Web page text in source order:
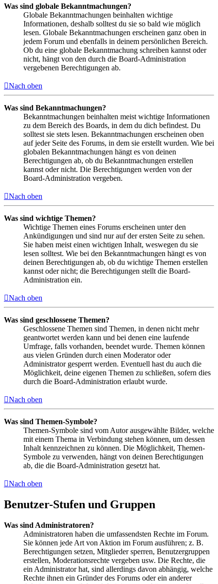
Was sind globale Bekanntmachungen?
Globale Bekanntmachungen beinhalten wichtige
Informationen, deshalb solltest du sie so bald wie möglich
lesen. Globale Bekanntmachungen erscheinen ganz oben in
jedem Forum und ebenfalls in deinem persönlichen Bereich.
Ob du eine globale Bekanntmachung schreiben kannst oder
nicht, hängt von den durch die Board-Administration
vergebenen Berechtigungen ab.
Nach oben
Was sind Bekanntmachungen?
Bekanntmachungen beinhalten meist wichtige Informationen
zu dem Bereich des Boards, in dem du dich befindest. Du
solltest sie stets lesen. Bekanntmachungen erscheinen oben
auf jeder Seite des Forums, in dem sie erstellt wurden. Wie bei
globalen Bekanntmachungen hängt es von deinen
Berechtigungen ab, ob du Bekanntmachungen erstellen
kannst oder nicht. Die Berechtigungen werden von der
Board-Administration vergeben.
Nach oben
Was sind wichtige Themen?
Wichtige Themen eines Forums erscheinen unter den
Ankündigungen und sind nur auf der ersten Seite zu sehen.
Sie haben meist einen wichtigen Inhalt, weswegen du sie
lesen solltest. Wie bei den Bekanntmachungen hängt es von
deinen Berechtigungen ab, ob du wichtige Themen erstellen
kannst oder nicht; die Berechtigungen stellt die Board-
Administration ein.
Nach oben
Was sind geschlossene Themen?
Geschlossene Themen sind Themen, in denen nicht mehr
geantwortet werden kann und bei denen eine laufende
Umfrage, falls vorhanden, beendet wurde. Themen können
aus vielen Gründen durch einen Moderator oder
Administrator gesperrt werden. Eventuell hast du auch die
Möglichkeit, deine eigenen Themen zu schließen, sofern dies
durch die Board-Administration erlaubt wurde.
Nach oben
Was sind Themen-Symbole?
Themen-Symbole sind vom Autor ausgewählte Bilder, welche
mit einem Thema in Verbindung stehen können, um dessen
Inhalt kennzeichnen zu können. Die Möglichkeit, Themen-
Symbole zu verwenden, hängt von deinen Berechtigungen
ab, die die Board-Administration gesetzt hat.
Nach oben
Benutzer-Stufen und Gruppen
Was sind Administratoren?
Administratoren haben die umfassendsten Rechte im Forum.
Sie können jede Art von Aktion im Forum ausführen; z. B.
Berechtigungen setzen, Mitglieder sperren, Benutzergruppen
erstellen, Moderationsrechte vergeben usw. Die Rechte, die
ein Administrator hat, sind allerdings davon abhängig, welche
Rechte ihnen ein Gründer des Forums oder ein anderer